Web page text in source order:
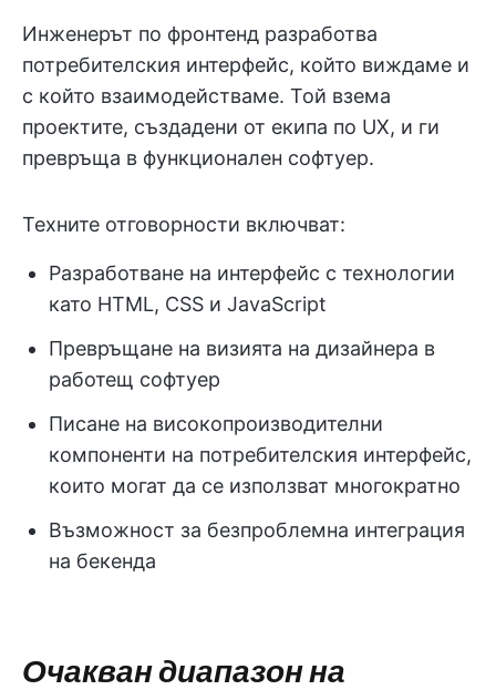
Инженерът по фронтенд разработва
потребителския интерфейс, който виждаме и
с който взаимодействаме. Той взема
проектите, създадени от екипа по UX, и ги
превръща в функционален софтуер.
Техните отговорности включват:
Разработване на интерфейс с технологии
като HTML, CSS и JavaScript
Превръщане на визията на дизайнера в
работещ софтуер
Писане на високопроизводителни
компоненти на потребителския интерфейс,
които могат да се използват многократно
Възможност за безпроблемна интеграция
на бекенда
Очакван диапазон на